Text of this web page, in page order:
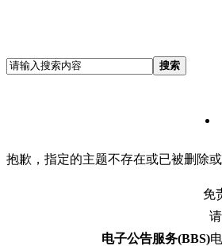
搜索
抱歉，指定的主题不存在或已被删除
免
电子公告服务(BBS)